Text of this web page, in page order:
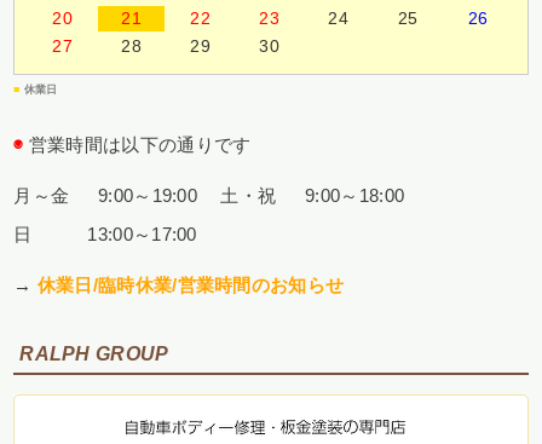
20
21 22 23 24 25
26
27
28 29 30
■ 休業日
◉ 営業時間は以下の通りです
月～金 9:00～19:00
土・祝 9:00～18:00
日 13:00～17:00
→ 休業日/臨時休業/営業時間のお知らせ
RALPH GROUP